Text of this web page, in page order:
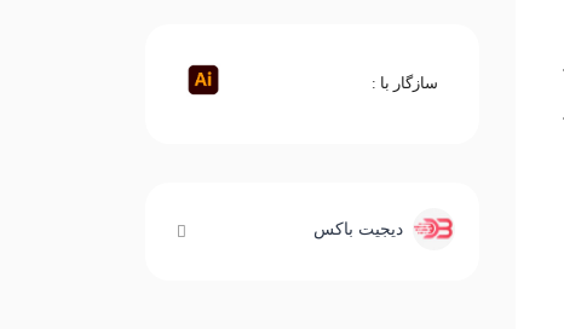
سازگار با :
دیجیت باکس